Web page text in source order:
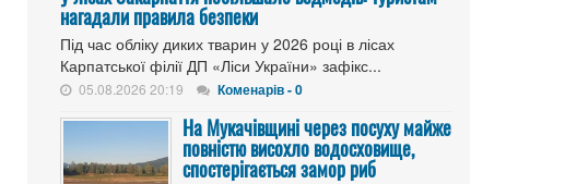
нагадали правила безпеки
Під час обліку диких тварин у 2026 році в лісах
Карпатської філії ДП «Ліси України» зафікс...
05.08.2026 20:19 Коменарів - 0
На Мукачівщині через посуху майже
повністю висохло водосховище,
спостерігається замор риб